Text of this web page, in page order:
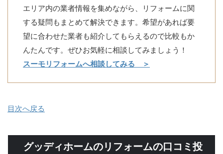
エリア内の業者情報を集めながら、リフォームに関
する疑問もまとめて解決できます。希望があれば要
望に合わせた業者も紹介してもらえるので比較もか
んたんです。ぜひお気軽に相談してみましょう！
スーモリフォームへ相談してみる ＞
目次へ戻る
グッディホームのリフォームの口コミ投